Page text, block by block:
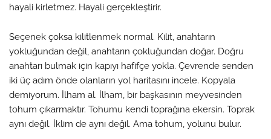
hayali kirletmez. Hayali gerçekleştirir.
Seçenek çoksa kilitlenmek normal. Kilit, anahtarın
yokluğundan değil, anahtarın çokluğundan doğar. Doğru
anahtarı bulmak için kapıyı hafifçe yokla. Çevrende senden
iki üç adım önde olanların yol haritasını incele. Kopyala
demiyorum. İlham al. İlham, bir başkasının meyvesinden
tohum çıkarmaktır. Tohumu kendi toprağına ekersin. Toprak
aynı değil. İklim de aynı değil. Ama tohum, yolunu bulur.